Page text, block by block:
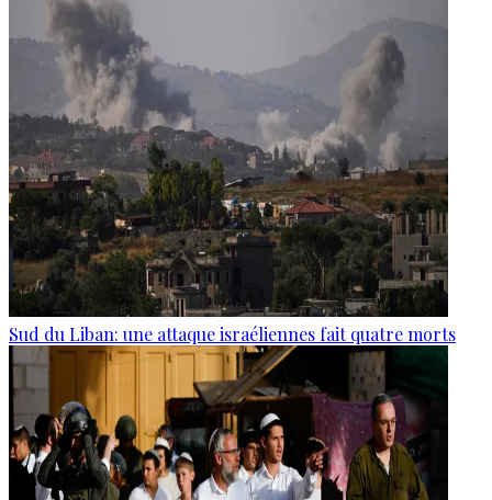
Sud du Liban: une attaque israéliennes fait quatre morts